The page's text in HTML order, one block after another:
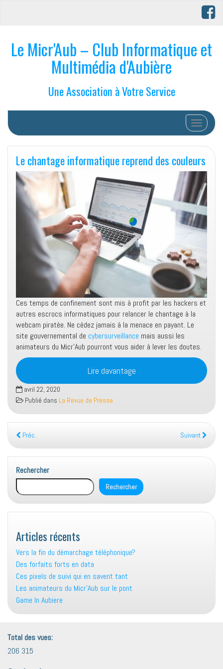
Le Micr'Aub – Club Informatique et
Multimédia d'Aubière
Une Association à Votre Service
Afficher/
Le chantage informatique reprend des couleurs
Ces temps de confinement sont mis à profit par les hackers et
autres escrocs informatiques pour relancer le chantage à la
webcam piratée. Ne cédez jamais à la menace en payant. Le
site gouvernemental de cybersurveillance mais aussi les
animateurs du Micr’Aub pourront vous aider à lever les doutes.
Lire davantage
avril 22, 2020
Publié dans La Revue de Presse
Préc. Suivant
Rechercher
Rechercher
Articles récents
Vers la fin du démarchage téléphonique?
Des forfaits forts en data
Ces pixels de suivi qui en savent tant
Les animateurs du Micr’Aub sur le pont
Game In Aubiere
Total des vues:
206 315